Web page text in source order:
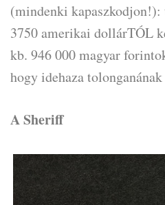
(mindenki kapaszkodjon!):
3750 amerikai dollárTÓL
kb. 946 000 magyar
hogy idehaza
A Sheriff